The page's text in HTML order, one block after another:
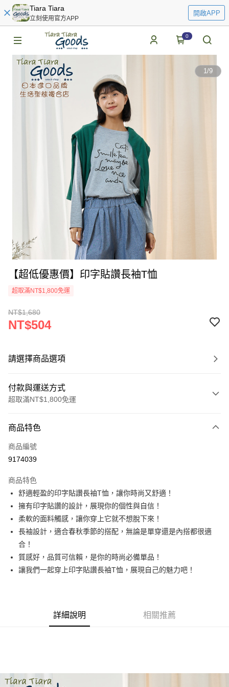
Tiara Tiara
立刻使用官方APP
開啟APP
0
1/9
【超低優惠價】印字貼讚長袖T恤
超取滿NT$1,800免運
NT$1,680
NT$504
請選擇商品選項
付款與運送方式
超取滿NT$1,800免運
信用卡一次付款
超商取貨付款
Apple Pay
街口支付
悠遊付
Google Pay
全盈+PAY
【關於「AFTEE先享後付」】
AFTEE先享後付是「在收到商品之後才付款」的支付方式。 讓您購物簡單
【「AFTEE先享後付」結帳流程】
１．於結帳方式選擇「AFTEE先享後付」後，將跳轉至「AFTEE先享後付」
每筆NT$60，滿NT$1,800(含以上)免運費
商品特色
商品編號
9174039
商品特色
舒適輕盈的印字貼讚長袖T恤，讓你時尚又舒適！
擁有印字貼讚的設計，展現你的個性與自信！
柔軟的面料觸感，讓你穿上它就不想脫下來！
長袖設計，適合春秋季節的搭配，無論是單穿還是內搭都很適
合！
質感好，品質可信賴，是你的時尚必備單品！
讓我們一起穿上印字貼讚長袖T恤，展現自己的魅力吧！
詳細說明 相關推薦